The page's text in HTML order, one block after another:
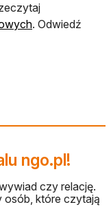
. Odwiedź
ngo.pl!
czy relację.
osób, które czytają